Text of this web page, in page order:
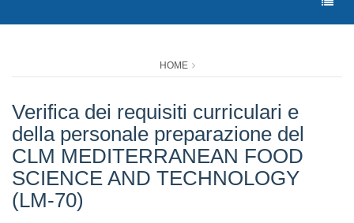
HOME
Verifica dei requisiti curriculari e
della personale preparazione del
CLM MEDITERRANEAN FOOD
SCIENCE AND TECHNOLOGY
(LM-70)